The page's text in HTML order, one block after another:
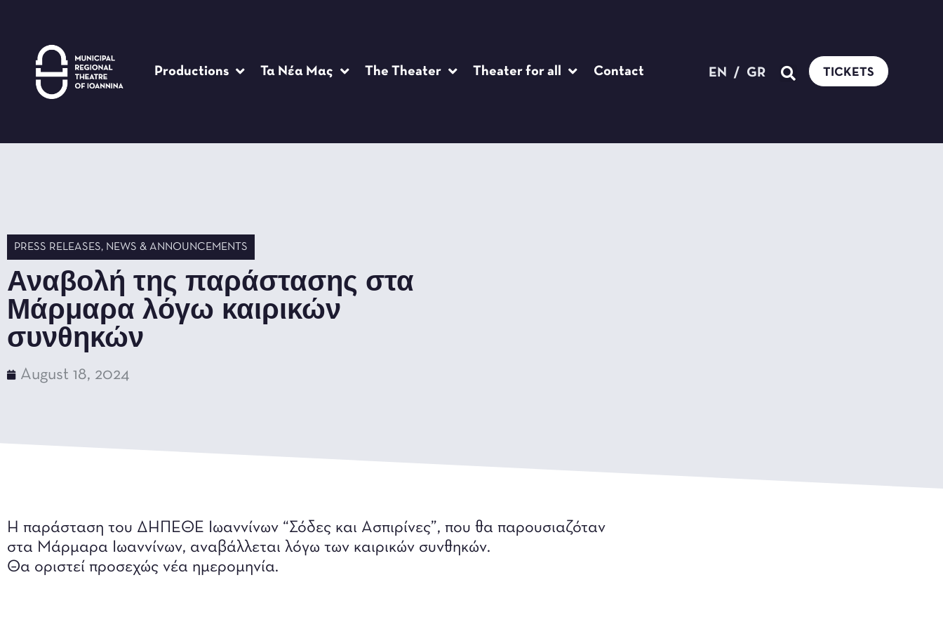
Productions Τα Νέα Μας The Theater Theater for all Contact EN / GR TICKETS
PRESS RELEASES, NEWS & ANNOUNCEMENTS
Αναβολή της παράστασης στα
Μάρμαρα λόγω καιρικών
συνθηκών
August 18, 2024
Η παράσταση του ΔΗΠΕΘΕ Ιωαννίνων “Σόδες και Ασπιρίνες”, που θα παρουσιαζόταν
στα Μάρμαρα Ιωαννίνων, αναβάλλεται λόγω των καιρικών συνθηκών.
Θα οριστεί προσεχώς νέα ημερομηνία.